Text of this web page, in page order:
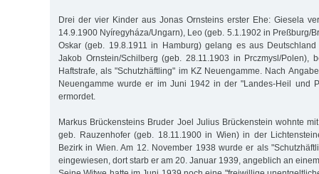
Drei der vier Kinder aus Jonas Ornsteins erster Ehe: Giesela
14.9.1900 Nyíregyháza/Ungarn), Leo (geb. 5.1.1902 in Preßburg/
Oskar (geb. 19.8.1911 in Hamburg) gelang es aus
Jakob Ornstein/Schilberg (geb. 28.11.1903 in Prczmysl/Polen),
Haftstrafe, als "Schutzhäftling" im KZ Neuengamme. Nach
Neuengamme wurde er im Juni 1942 in der "Landes-Heil und
ermordet.
Markus Brückensteins Bruder Joel Julius Brückenstein wohnte
geb. Rauzenhofer (geb. 18.11.1900 in Wien) in der
Bezirk in Wien. Am 12. November 1938 wurde er als
eingewiesen, dort starb er am 20. Januar 1939, angeblich an